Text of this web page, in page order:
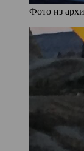
Фото из